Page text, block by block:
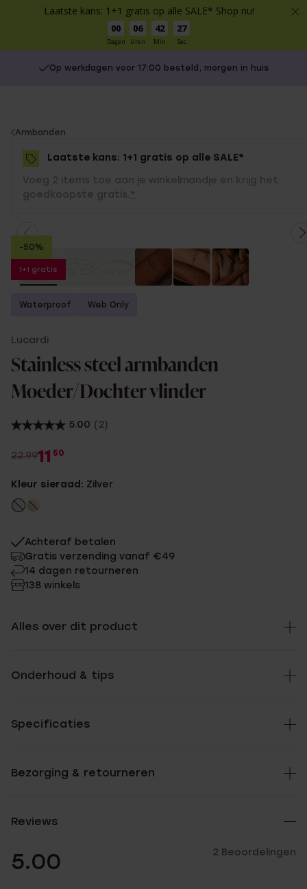
Laatste kans: 1+1 gratis op alle SALE* Shop nu!
00
Dagen
06
Uren
42
Min
27
Sec
Op werkdagen voor 17:00 besteld, morgen in huis
You
are
here:
Armbanden
Laatste kans: 1+1 gratis op alle SALE*
Voeg 2 items toe aan je winkelmandje en krijg het
goedkoopste gratis. *
-50%
1+1 gratis
Waterproof Web Only
Lucardi
Stainless steel armbanden
Moeder/Dochter vlinder
5.00 (2)
22.9911 50
Kleur sieraad: Zilver
Achteraf betalen
Gratis verzending vanaf €49
14 dagen retourneren
138 winkels
Alles over dit product
Onderhoud & tips
Specificaties
Bezorging & retourneren
Reviews
5.00 2 Beoordelingen